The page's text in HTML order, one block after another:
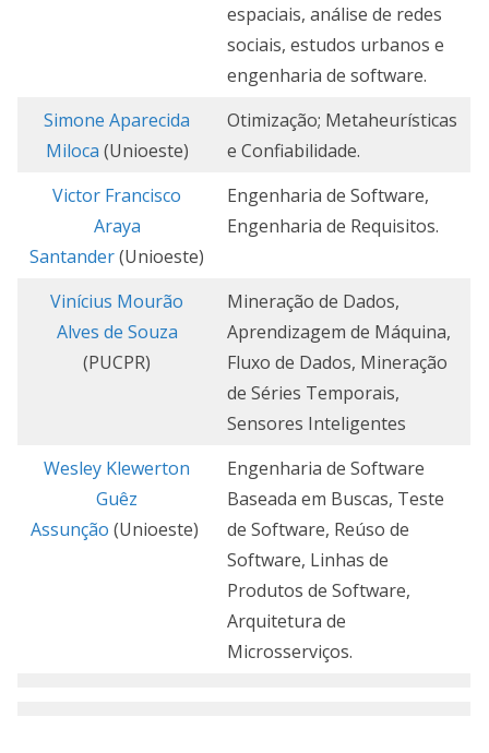
espaciais, análise de redes
sociais, estudos urbanos e
engenharia de software.
Simone Aparecida
Miloca (Unioeste)
Otimização; Metaheurísticas
e Confiabilidade.
Victor Francisco
Araya
Santander(Unioeste)
Engenharia de Software,
Engenharia de Requisitos.
Vinícius Mourão
Alves de Souza
(PUCPR)
Mineração de Dados,
Aprendizagem de Máquina,
Fluxo de Dados, Mineração
de Séries Temporais,
Sensores Inteligentes
Wesley Klewerton
Guêz
Assunção (Unioeste)
Engenharia de Software
Baseada em Buscas, Teste
de Software, Reúso de
Software, Linhas de
Produtos de Software,
Arquitetura de
Microsserviços.